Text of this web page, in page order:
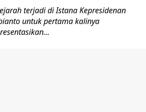
terjadi di Istana Kepresidenan
untuk pertama kalinya